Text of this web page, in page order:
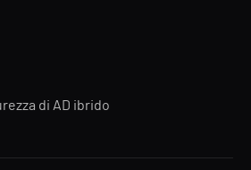
di AD ibrido